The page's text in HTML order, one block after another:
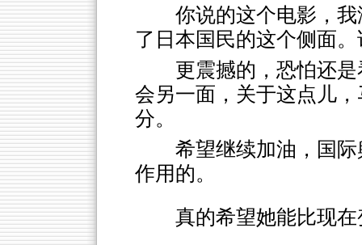
你说的这个电影，
了日本国民的这个侧面
更震撼的，恐怕还
会另一面，关于这点儿
分。
希望继续加油，国
作用的。
真的希望她能比现